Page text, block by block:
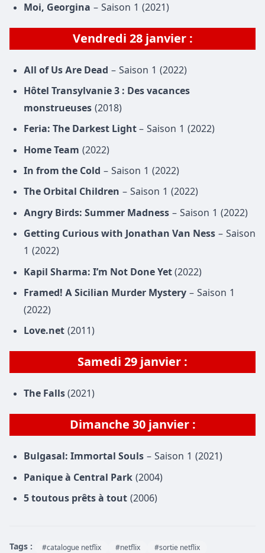
Moi, Georgina – Saison 1 (2021)
Vendredi 28 janvier :
All of Us Are Dead – Saison 1 (2022)
Hôtel Transylvanie 3 : Des vacances
monstrueuses (2018)
Feria: The Darkest Light – Saison 1 (2022)
Home Team (2022)
In from the Cold – Saison 1 (2022)
The Orbital Children – Saison 1 (2022)
Angry Birds: Summer Madness – Saison 1 (2022)
Getting Curious with Jonathan Van Ness – Saison
1 (2022)
Kapil Sharma: I’m Not Done Yet (2022)
Framed! A Sicilian Murder Mystery – Saison 1
(2022)
Love.net (2011)
Samedi 29 janvier :
The Falls (2021)
Dimanche 30 janvier :
Bulgasal: Immortal Souls – Saison 1 (2021)
Panique à Central Park (2004)
5 toutous prêts à tout (2006)
Tags : #catalogue netflix #netflix #sortie netflix